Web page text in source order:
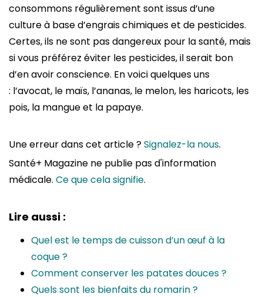
consommons régulièrement sont issus d’une
culture à base d’engrais chimiques et de pesticides.
Certes, ils ne sont pas dangereux pour la santé, mais
si vous préférez éviter les pesticides, il serait bon
d’en avoir conscience. En voici quelques uns
: l’avocat, le maïs, l’ananas, le melon, les haricots, les
pois, la mangue et la papaye.
Une erreur dans cet article ?Signalez-la nous.
Santé+ Magazine ne publie pas d'information
médicale. Ce que cela signifie.
Lire aussi :
Quel est le temps de cuisson d’un œuf à la
coque ?
Comment conserver les patates douces ?
Quels sont les bienfaits du romarin ?